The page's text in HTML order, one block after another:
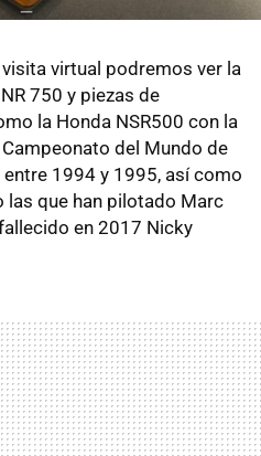
virtual podremos ver la
750 y piezas de
la Honda NSR500 con la
del Mundo de
1994 y 1995, así como
que han pilotado Marc
en 2017 Nicky